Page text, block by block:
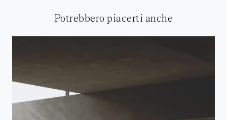
Potrebbero piacerti anche